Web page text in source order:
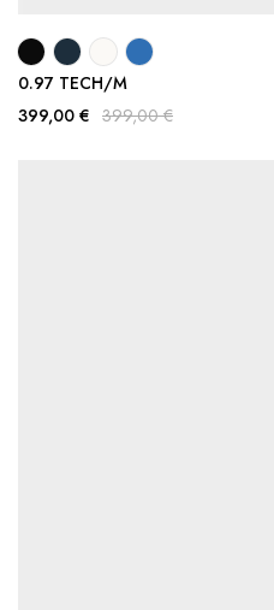
0.97 TECH/M
399,00 € 399,00 €